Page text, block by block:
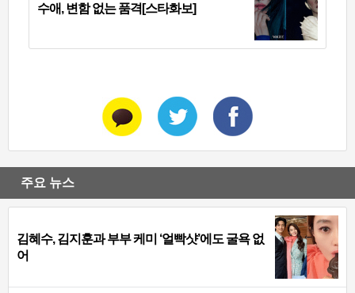
수애, 변함 없는 품격[스타화보]
주요 뉴스
김혜수, 김지훈과 부부 케미 ‘얼빡샷’에도 굴욕 없
어